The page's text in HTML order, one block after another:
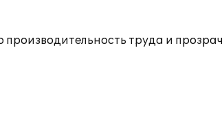
труда и